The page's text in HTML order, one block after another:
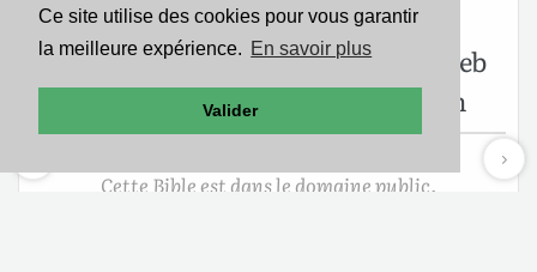
Ce site utilise des cookies pour vous garantir
la meilleure expérience. En savoir plus
Valider
omnes morerentur in solitudine
nullusque remansit ex eis nisi Chaleb
filius Iepphonne et Iosue filius Nun
Cette Bible est dans le domaine public.